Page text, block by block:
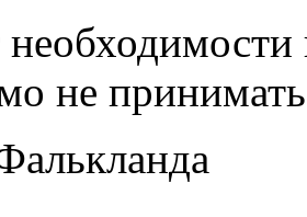
не